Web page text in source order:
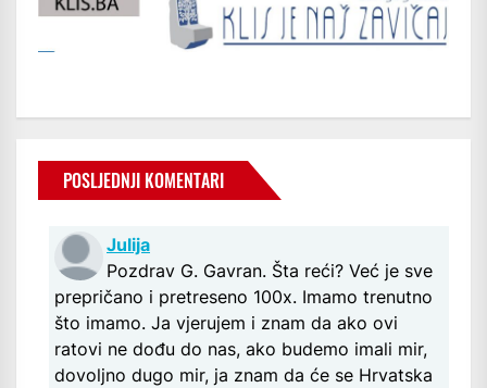
POSLJEDNJI KOMENTARI
Julija
Pozdrav G. Gavran. Šta reći? Već je sve
prepričano i pretreseno 100x. Imamo trenutno
što imamo. Ja vjerujem i znam da ako ovi
ratovi ne dođu do nas, ako budemo imali mir,
dovoljno dugo mir, ja znam da će se Hrvatska